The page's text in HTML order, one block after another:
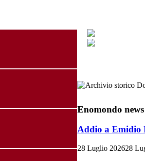
Enomondo news
Addio a Emidio
28 Luglio 202628